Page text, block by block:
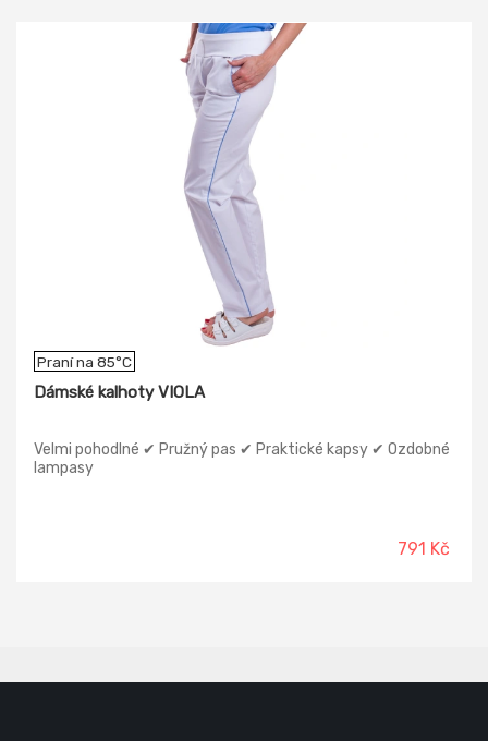
Praní na 85°C
Dámské kalhoty VIOLA
Velmi pohodlné ✔ Pružný pas ✔ Praktické kapsy ✔ Ozdobné
lampasy
791 Kč